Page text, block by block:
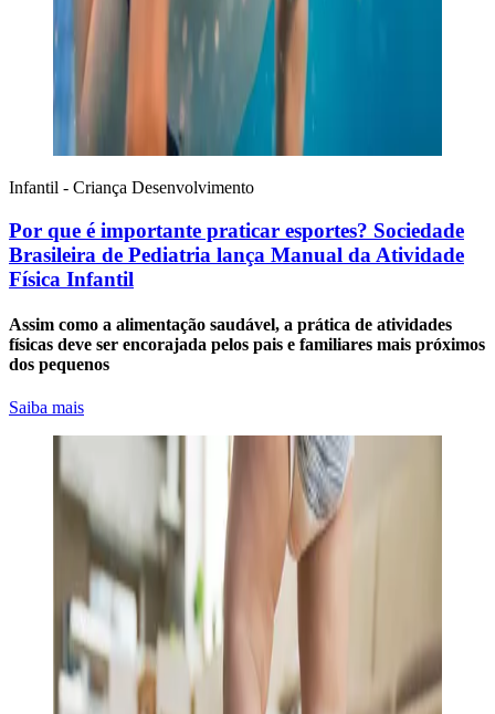
Infantil - Criança Desenvolvimento
Por que é importante praticar esportes? Sociedade
Brasileira de Pediatria lança Manual da Atividade
Física Infantil
Assim como a alimentação saudável, a prática de atividades
físicas deve ser encorajada pelos pais e familiares mais próximos
dos pequenos
Saiba mais